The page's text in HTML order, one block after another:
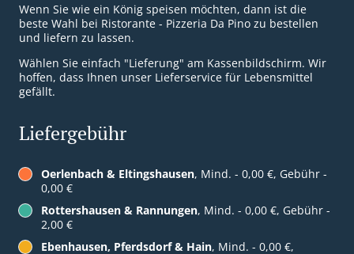
Wenn Sie wie ein König speisen möchten, dann ist die
beste Wahl bei Ristorante - Pizzeria Da Pino zu bestellen
und liefern zu lassen.
Wählen Sie einfach "Lieferung" am Kassenbildschirm. Wir
hoffen, dass Ihnen unser Lieferservice für Lebensmittel
gefällt.
Liefergebühr
Oerlenbach & Eltingshausen, Mind. - 0,00 €, Gebühr -
0,00 €
Rottershausen & Rannungen, Mind. - 0,00 €, Gebühr -
2,00 €
Ebenhausen, Pferdsdorf & Hain, Mind. - 0,00 €,